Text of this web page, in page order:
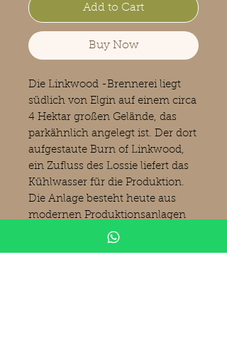
Add to Cart
Buy Now
Die Linkwood -Brennerei liegt
südlich von Elgin auf einem circa
4 Hektar großen Gelände, das
parkähnlich angelegt ist. Der dort
aufgestaute Burn of Linkwood,
ein Zufluss des Lossie liefert das
Kühlwasser für die Produktion.
Die Anlage besteht heute aus
modernen Produktionsanlagen
und den alten Lagerhäusern. Die